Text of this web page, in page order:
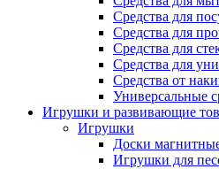
Средства для
Средства для
Средства для
Средства для
Средства от
Универсальные
Игрушки и развивающие
Игрушки
Доски
Игрушки для